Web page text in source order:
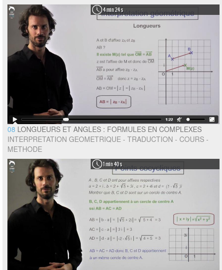
4 min 24 s
08 LONGUEURS ET ANGLES : FORMULES EN COMPLEXES
INTERPRETATION GEOMETRIQUE - TRADUCTION - COURS -
METHODE
1 min 40 s